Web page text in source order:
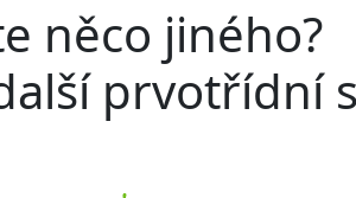
něco jiného?
prvotřídní